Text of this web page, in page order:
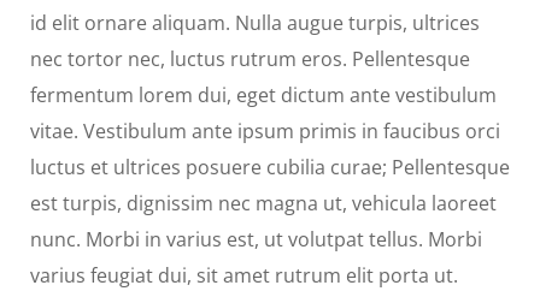
id elit ornare aliquam. Nulla augue turpis, ultrices
nec tortor nec, luctus rutrum eros. Pellentesque
fermentum lorem dui, eget dictum ante vestibulum
vitae. Vestibulum ante ipsum primis in faucibus orci
luctus et ultrices posuere cubilia curae; Pellentesque
est turpis, dignissim nec magna ut, vehicula laoreet
nunc. Morbi in varius est, ut volutpat tellus. Morbi
varius feugiat dui, sit amet rutrum elit porta ut.